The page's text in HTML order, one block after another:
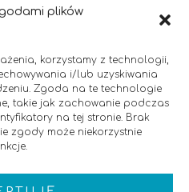
plików
korzystamy z technologii,
i/lub uzyskiwania
Zgoda na te technologie
takie jak zachowanie podczas
na tej stronie. Brak
zgody może niekorzystnie